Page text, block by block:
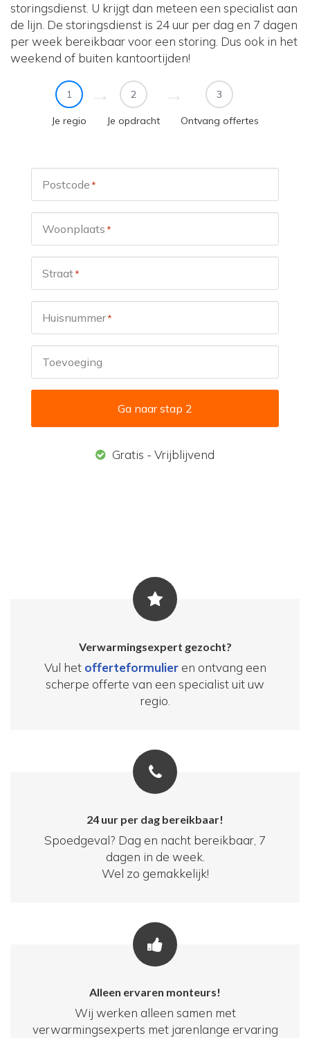
storingsdienst. U krijgt dan meteen een specialist aan
de lijn. De storingsdienst is 24 uur per dag en 7 dagen
per week bereikbaar voor een storing. Dus ook in het
weekend of buiten kantoortijden!
1
Je regio
2
Je opdracht
3
Ontvang offertes
Postcode *
Woonplaats *
Straat*
Huisnummer*
Toevoeging
Ga naar stap 2
Gratis - Vrijblijvend
Verwarmingsexpert gezocht?
Vul het offerteformulieren ontvang een
scherpe offerte van een specialist uit uw
regio.
24 uur per dag bereikbaar!
Spoedgeval? Dag en nacht bereikbaar, 7
dagen in de week.
Wel zo gemakkelijk!
Alleen ervaren monteurs!
Wij werken alleen samen met
verwarmingsexperts met jarenlange ervaring